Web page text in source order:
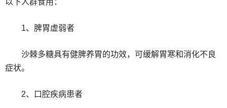
‌1、脾胃虚弱者‌
沙棘多糖具有健脾养胃的功效，可缓解胃寒和消化不良
症状。‌
‌2、口腔疾病患者‌